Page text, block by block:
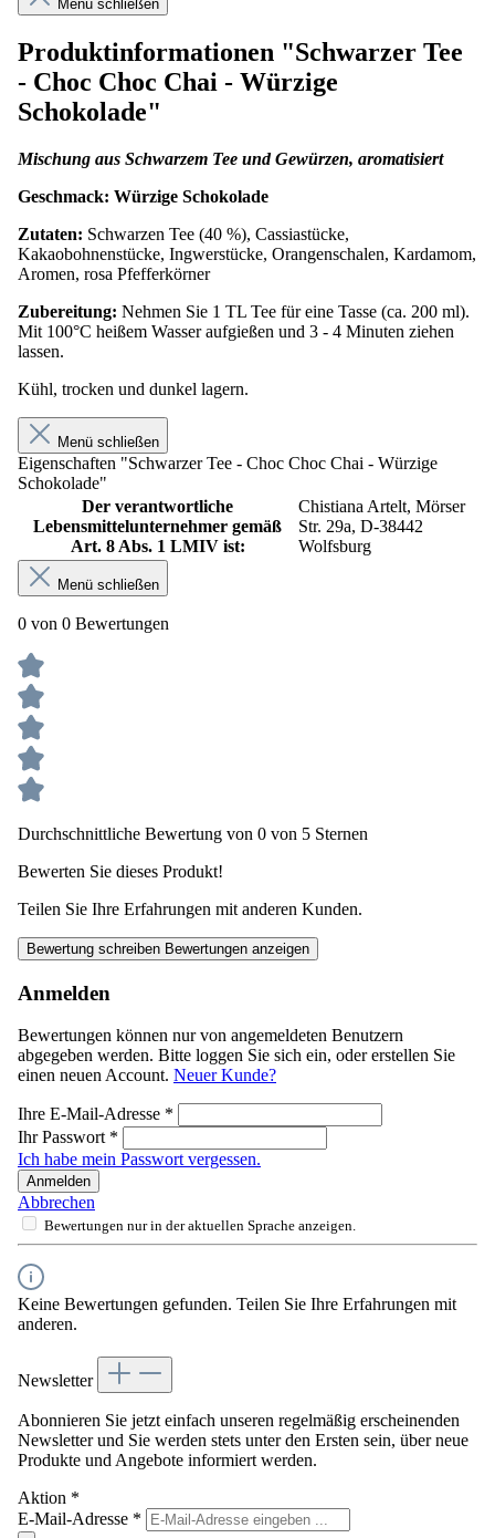
Menü schließen
Produktinformationen "Schwarzer Tee
- Choc Choc Chai - Würzige
Schokolade"
Mischung aus Schwarzem Tee und Gewürzen, aromatisiert
Geschmack: Würzige Schokolade
Zutaten: Schwarzen Tee (40 %), Cassiastücke,
Kakaobohnenstücke, Ingwerstücke, Orangenschalen, Kardamom,
Aromen, rosa Pfefferkörner
Zubereitung: Nehmen Sie 1 TL Tee für eine Tasse (ca. 200 ml).
Mit 100°C heißem Wasser aufgießen und 3 - 4 Minuten ziehen
lassen.
Kühl, trocken und dunkel lagern.
Menü schließen
Eigenschaften "Schwarzer Tee - Choc Choc Chai - Würzige
Schokolade"
Der verantwortliche
Lebensmittelunternehmer gemäß
Art. 8 Abs. 1 LMIV ist:
Chistiana Artelt, Mörser
Str. 29a, D-38442
Wolfsburg
Menü schließen
0 von 0 Bewertungen
Durchschnittliche Bewertung von 0 von 5 Sternen
Bewerten Sie dieses Produkt!
Teilen Sie Ihre Erfahrungen mit anderen Kunden.
Bewertung schreiben Bewertungen anzeigen
Anmelden
Bewertungen können nur von angemeldeten Benutzern
abgegeben werden. Bitte loggen Sie sich ein, oder erstellen Sie
einen neuen Account. Neuer Kunde?
Ihre E-Mail-Adresse *
Ihr Passwort *
Ich habe mein Passwort vergessen.
Anmelden
Abbrechen
Bewertungen nur in der aktuellen Sprache anzeigen.
Keine Bewertungen gefunden. Teilen Sie Ihre Erfahrungen mit
anderen.
Newsletter
Abonnieren Sie jetzt einfach unseren regelmäßig erscheinenden
Newsletter und Sie werden stets unter den Ersten sein, über neue
Produkte und Angebote informiert werden.
Aktion *
E-Mail-Adresse *